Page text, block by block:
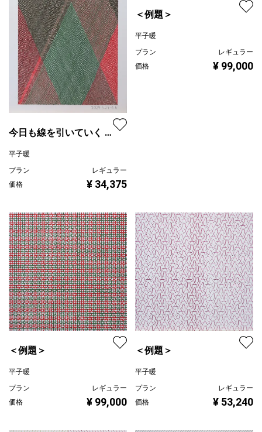
今日も線を引いていく ・
に3色を交互に使用する
平子暖
プラン
レギュラー
価格
¥ 34,375
＜例題＞
平子暖
プラン
レギュラー
価格
¥ 99,000
＜例題＞
平子暖
プラン
レギュラー
価格
¥ 99,000
＜例題＞
平子暖
プラン
レギュラー
価格
¥ 53,240